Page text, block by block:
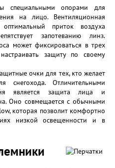
специальными опорами для
на лицо. Вентиляционная
оптимальный приток воздуха
запотеванию линз.
может фиксироваться в трех
защиту по своему
очки для тех, кто желает
снегохода. Отличительными
является защита лица и
Оно совмещается с обычными
которая позволит комфортно
низкой освещенности и в